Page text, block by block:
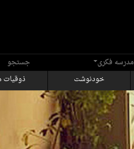
مدرسه فکری
جستجو
خودنوشت ذوقیات